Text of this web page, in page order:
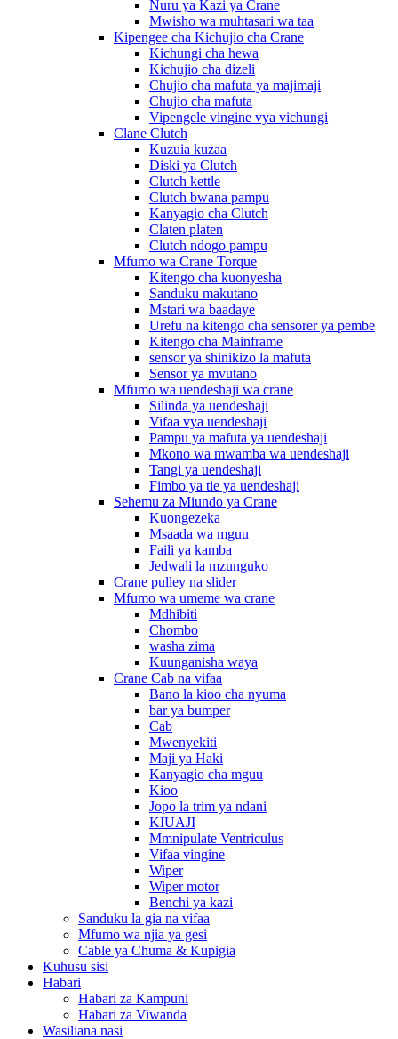
Nuru ya Kazi ya Crane
Mwisho wa muhtasari wa taa
Kipengee cha Kichujio cha Crane
Kichungi cha hewa
Kichujio cha dizeli
Chujio cha mafuta ya majimaji
Chujio cha mafuta
Vipengele vingine vya vichungi
Clane Clutch
Kuzuia kuzaa
Diski ya Clutch
Clutch kettle
Clutch bwana pampu
Kanyagio cha Clutch
Claten platen
Clutch ndogo pampu
Mfumo wa Crane Torque
Kitengo cha kuonyesha
Sanduku makutano
Mstari wa baadaye
Urefu na kitengo cha sensorer ya pembe
Kitengo cha Mainframe
sensor ya shinikizo la mafuta
Sensor ya mvutano
Mfumo wa uendeshaji wa crane
Silinda ya uendeshaji
Vifaa vya uendeshaji
Pampu ya mafuta ya uendeshaji
Mkono wa mwamba wa uendeshaji
Tangi ya uendeshaji
Fimbo ya tie ya uendeshaji
Sehemu za Miundo ya Crane
Kuongezeka
Msaada wa mguu
Faili ya kamba
Jedwali la mzunguko
Crane pulley na slider
Mfumo wa umeme wa crane
Mdhibiti
Chombo
washa zima
Kuunganisha waya
Crane Cab na vifaa
Bano la kioo cha nyuma
bar ya bumper
Cab
Mwenyekiti
Maji ya Haki
Kanyagio cha mguu
Kioo
Jopo la trim ya ndani
KIUAJI
Mmnipulate Ventriculus
Vifaa vingine
Wiper
Wiper motor
Benchi ya kazi
Sanduku la gia na vifaa
Mfumo wa njia ya gesi
Cable ya Chuma & Kupigia
Kuhusu sisi
Habari
Habari za Kampuni
Habari za Viwanda
Wasiliana nasi